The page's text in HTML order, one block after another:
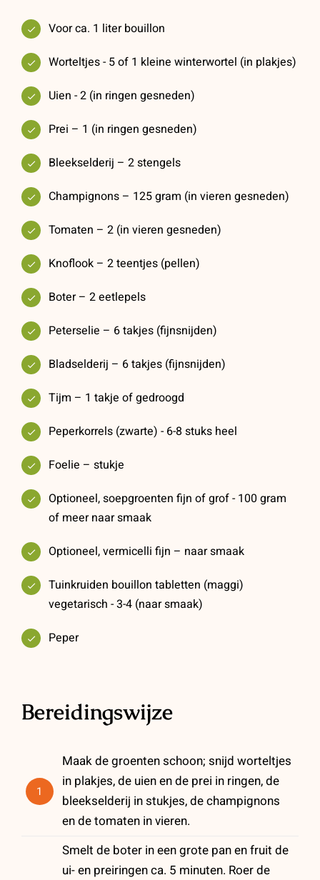
Voor ca. 1 liter bouillon
Worteltjes - 5 of 1 kleine winterwortel (in plakjes)
Uien - 2 (in ringen gesneden)
Prei – 1 (in ringen gesneden)
Bleekselderij – 2 stengels
Champignons – 125 gram (in vieren gesneden)
Tomaten – 2 (in vieren gesneden)
Knoflook – 2 teentjes (pellen)
Boter – 2 eetlepels
Peterselie – 6 takjes (fijnsnijden)
Bladselderij – 6 takjes (fijnsnijden)
Tijm – 1 takje of gedroogd
Peperkorrels (zwarte) - 6-8 stuks heel
Foelie – stukje
Optioneel, soepgroenten fijn of grof - 100 gram
of meer naar smaak
Optioneel, vermicelli fijn – naar smaak
Tuinkruiden bouillon tabletten (maggi)
vegetarisch - 3-4 (naar smaak)
Peper
Bereidingswijze
1
Maak de groenten schoon; snijd worteltjes
in plakjes, de uien en de prei in ringen, de
bleekselderij in stukjes, de champignons
en de tomaten in vieren.
Smelt de boter in een grote pan en fruit de
ui- en preiringen ca. 5 minuten. Roer de